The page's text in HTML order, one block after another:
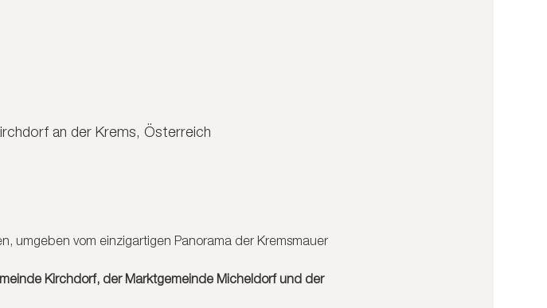
an der Krems, Österreich
umgeben vom einzigartigen Panorama der Kremsmauer
Kirchdorf, der Marktgemeinde Micheldorf und der